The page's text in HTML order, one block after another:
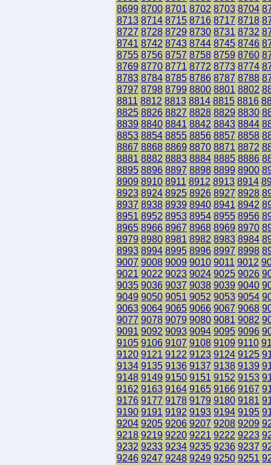
8699 8700 8701 8702 8703 8704
8713 8714 8715 8716 8717 8718
8727 8728 8729 8730 8731 8732
8741 8742 8743 8744 8745 8746
8755 8756 8757 8758 8759 8760
8769 8770 8771 8772 8773 8774
8783 8784 8785 8786 8787 8788
8797 8798 8799 8800 8801 8802
8811 8812 8813 8814 8815 8816
8825 8826 8827 8828 8829 8830
8839 8840 8841 8842 8843 8844
8853 8854 8855 8856 8857 8858
8867 8868 8869 8870 8871 8872
8881 8882 8883 8884 8885 8886
8895 8896 8897 8898 8899 8900
8909 8910 8911 8912 8913 8914
8923 8924 8925 8926 8927 8928
8937 8938 8939 8940 8941 8942
8951 8952 8953 8954 8955 8956
8965 8966 8967 8968 8969 8970
8979 8980 8981 8982 8983 8984
8993 8994 8995 8996 8997 8998
9007 9008 9009 9010 9011 9012
9021 9022 9023 9024 9025 9026
9035 9036 9037 9038 9039 9040
9049 9050 9051 9052 9053 9054
9063 9064 9065 9066 9067 9068
9077 9078 9079 9080 9081 9082
9091 9092 9093 9094 9095 9096
9105 9106 9107 9108 9109 9110
9120 9121 9122 9123 9124 9125
9134 9135 9136 9137 9138 9139
9148 9149 9150 9151 9152 9153
9162 9163 9164 9165 9166 9167
9176 9177 9178 9179 9180 9181
9190 9191 9192 9193 9194 9195
9204 9205 9206 9207 9208 9209
9218 9219 9220 9221 9222 9223
9232 9233 9234 9235 9236 9237
9246 9247 9248 9249 9250 9251